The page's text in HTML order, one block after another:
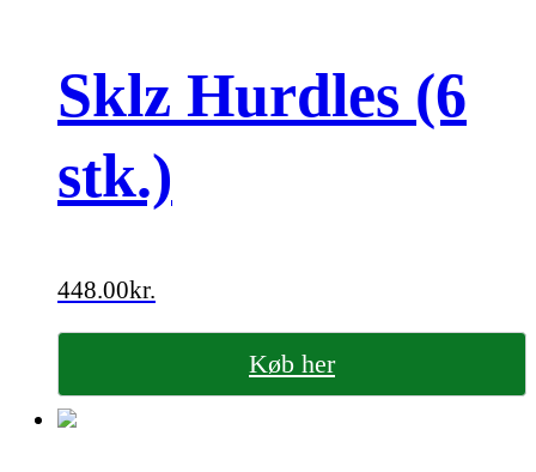
Sklz Hurdles (6
stk.)
448.00kr.
Køb her